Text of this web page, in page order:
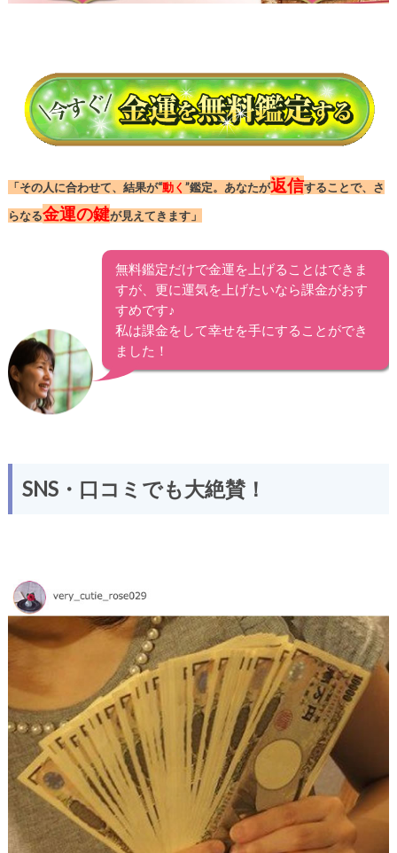
「その人に合わせて、結果が“動く ”鑑定。あなたが返信することで、さ
らなる金運の鍵が見えてきます」
無料鑑定だけで金運を上げることはできま
すが、更に運気を上げたいなら課金がおす
すめです♪
私は課金をして幸せを手にすることができ
ました！
SNS・口コミでも大絶賛！